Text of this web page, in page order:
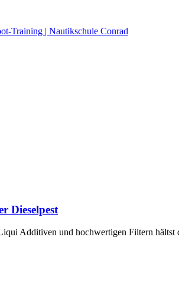
Training | Nautikschule Conrad
Dieselpest
Additiven und hochwertigen Filtern